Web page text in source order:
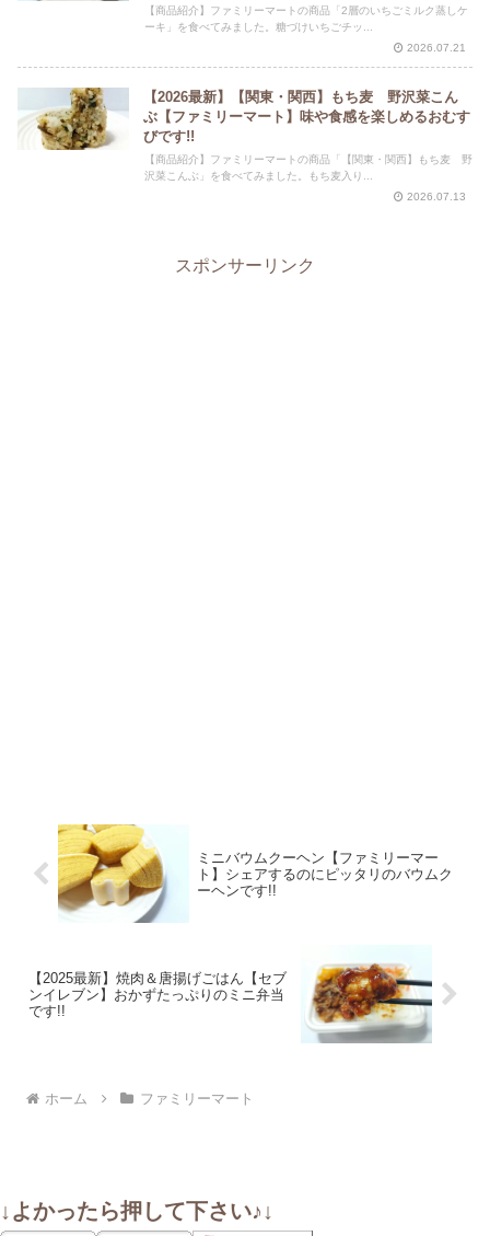
【商品紹介】ファミリーマートの商品「2層のいちごミルク蒸しケ
ーキ」を食べてみました。糖づけいちごチッ...
2026.07.21
【2026最新】【関東・関西】もち麦 野沢菜こん
ぶ【ファミリーマート】味や食感を楽しめるおむす
びです!!
【商品紹介】ファミリーマートの商品「【関東・関西】もち麦 野
沢菜こんぶ」を食べてみました。もち麦入り...
2026.07.13
スポンサーリンク
ミニバウムクーヘン【ファミリーマー
ト】シェアするのにピッタリのバウムク
ーヘンです!!
【2025最新】焼肉＆唐揚げごはん【セブ
ンイレブン】おかずたっぷりのミニ弁当
です!!
ホーム ファミリーマート
↓よかったら押して下さい♪↓